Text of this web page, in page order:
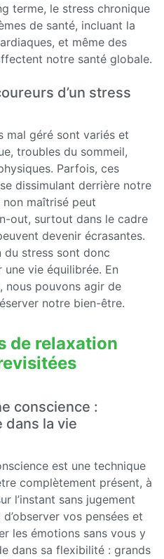
terme, le stress chronique
de santé, incluant la
et même des
notre santé globale.
d’un stress
mal géré sont variés et
troubles du sommeil,
Parfois, ces
dissimulant derrière notre
maîtrisé peut
out, surtout dans le cadre
devenir écrasantes.
du stress sont donc
vie équilibrée. En
nous pouvons agir de
notre bien-être.
de relaxation
conscience :
dans la vie
est une technique
complètement présent, à
l’instant sans jugement
vos pensées et
les émotions sans vous y
dans sa flexibilité : grands